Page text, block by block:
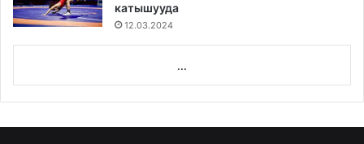
катышууда
12.03.2024
...